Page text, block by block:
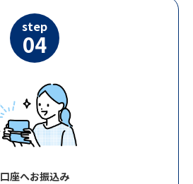
step
04
口座へお振込み